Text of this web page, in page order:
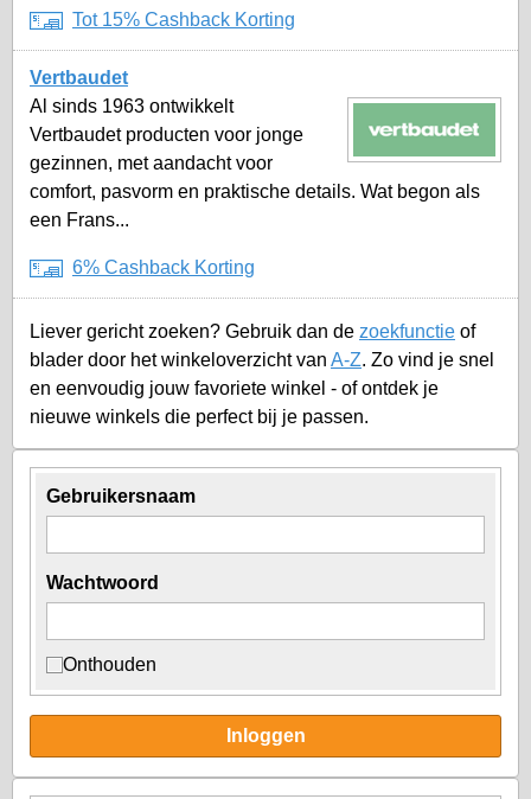
Gebruikersnaam
Wachtwoord
Onthouden
Inloggen
Tot 15% Cashback Korting
Vertbaudet
Al sinds 1963 ontwikkelt
Vertbaudet producten voor jonge
gezinnen, met aandacht voor
comfort, pasvorm en praktische details. Wat begon als
een Frans...
6% Cashback Korting
Liever gericht zoeken? Gebruik dan de zoekfunctie of
blader door het winkeloverzicht van A-Z. Zo vind je snel
en eenvoudig jouw favoriete winkel - of ontdek je
nieuwe winkels die perfect bij je passen.